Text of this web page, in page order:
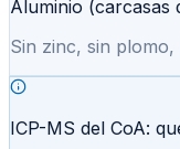
Aluminio (carcasas
Sin zinc, sin
ICP-MS del CoA: